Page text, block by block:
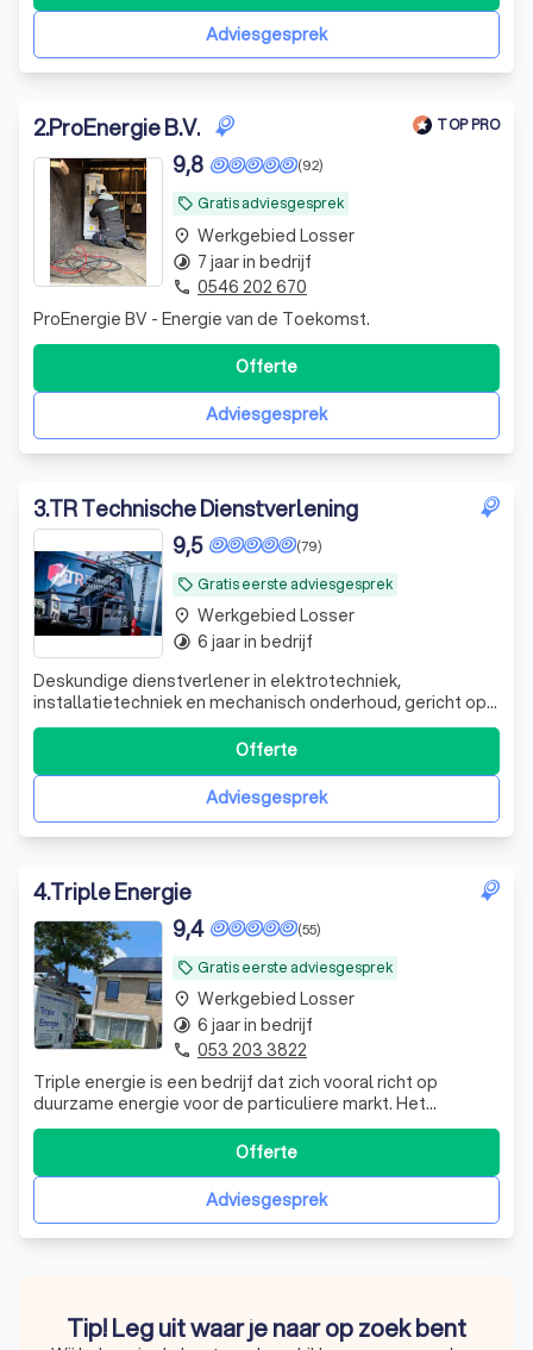
Adviesgesprek
2.ProEnergie B.V. TOP PRO
local_offer Gratis adviesgesprek
(92)
9,8
ProEnergie BV - Energie van de Toekomst.
Adviesgesprek
Offerte
place Werkgebied Losser
timelapse 7 jaar in bedrijf
phone 0546 202 670
3.TR Technische Dienstverlening
local_offer Gratis eerste adviesgesprek
(79)
9,5
Deskundige dienstverlener in elektrotechniek,
installatietechniek en mechanisch onderhoud, gericht op
het leveren van op maat gemaakte, betrouwbare en
duurzame technische oplossingen.
Adviesgesprek
Offerte
place Werkgebied Losser
timelapse 6 jaar in bedrijf
4.Triple Energie
local_offer Gratis eerste adviesgesprek
(55)
9,4
Triple energie is een bedrijf dat zich vooral richt op
duurzame energie voor de particuliere markt. Het
persoonlijk contact met u als klant staat bij ons hoog in
eventuele oplevering doorloopt u dit traject samen met
een vast contact persoon. De kra
Adviesgesprek
Offerte
place Werkgebied Losser
timelapse 6 jaar in bedrijf
phone 053 203 3822
Tip! Leg uit waar je naar op zoek bent